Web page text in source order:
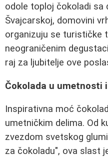
odole toploj čokoladi sa
Švajcarskoj, domovini
organizuju se turističke
neograničenim
raj za ljubitelje ove
Čokolada u umetnosti
Inspirativna moć
umetničkim delima. Od
zvezdom svetskog
za čokoladu", ova slast